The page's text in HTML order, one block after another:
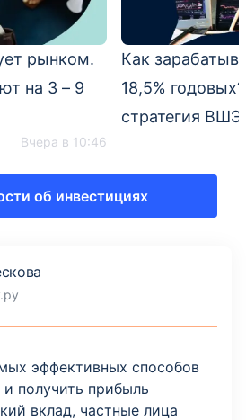
рынком.
на 3 – 9
Вчера в 10:46
Как
18,5%
стратегия ВШЭ
об инвестициях
эффективных способов
и получить прибыль
вклад, частные лица